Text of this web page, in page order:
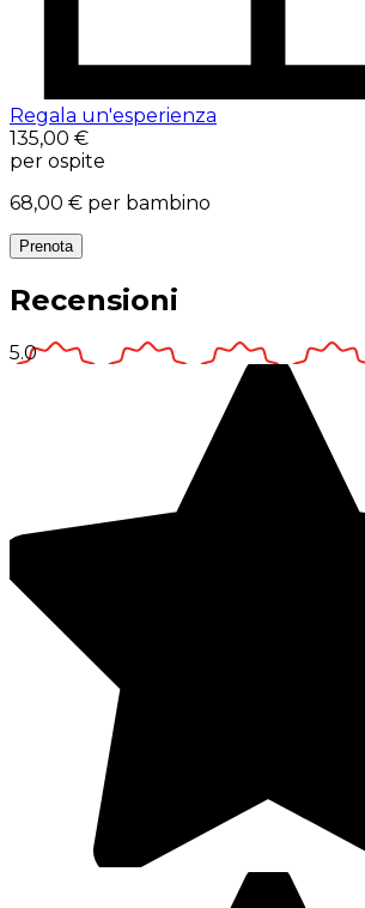
Regala un'esperienza
135,00 €
per ospite
68,00 € per bambino
Prenota
Recensioni
5.0